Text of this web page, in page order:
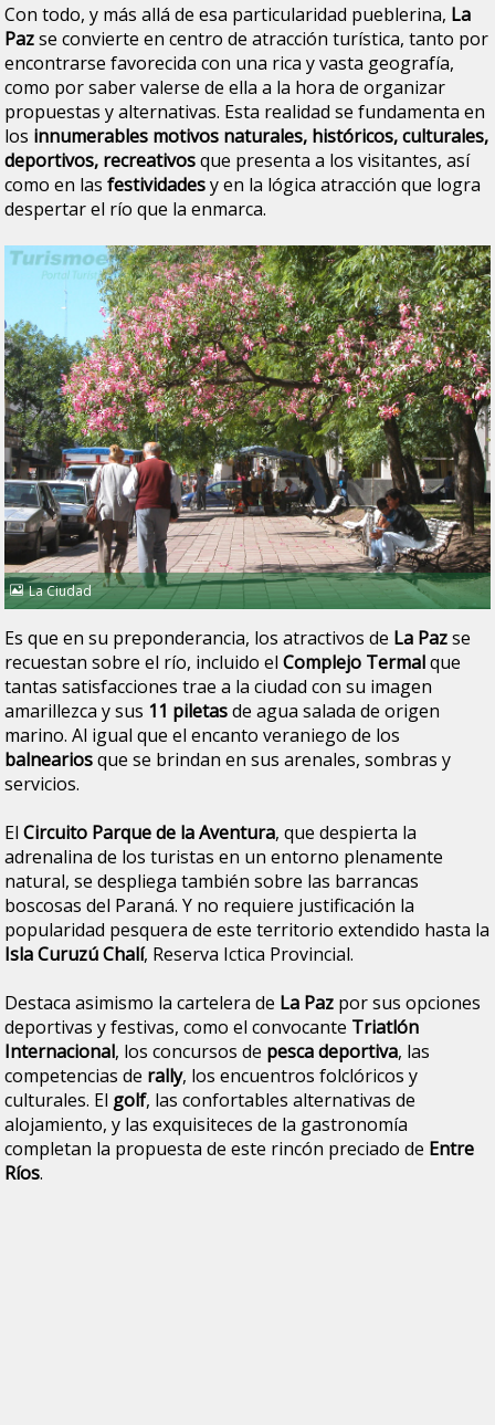
Con todo, y más allá de esa particularidad pueblerina, La
Pazse convierte en centro de atracción turística, tanto por
encontrarse favorecida con una rica y vasta geografía,
como por saber valerse de ella a la hora de organizar
propuestas y alternativas. Esta realidad se fundamenta en
los innumerables motivos naturales, históricos, culturales,
deportivos, recreativosque presenta a los visitantes, así
como en lasfestividadesy en la lógica atracción que logra
despertar el río que la enmarca.
La Ciudad
Es que en su preponderancia, los atractivos de La Pazse
recuestan sobre el río, incluido elComplejo Termalque
tantas satisfacciones trae a la ciudad con su imagen
amarillezca y sus 11 piletasde agua salada de origen
marino. Al igual que el encanto veraniego de los
balneariosque se brindan en sus arenales, sombras y
servicios.
ElCircuito Parque de la Aventura, que despierta la
adrenalina de los turistas en un entorno plenamente
natural, se despliega también sobre las barrancas
boscosas del Paraná. Y no requiere justificación la
popularidad pesquera de este territorio extendido hasta la
Isla Curuzú Chalí, Reserva Ictica Provincial.
Destaca asimismo la cartelera de La Paz por sus opciones
deportivas y festivas, como el convocante Triatlón
Internacional, los concursos de pesca deportiva, las
competencias de rally, los encuentros folclóricos y
culturales. El golf, las confortables alternativas de
alojamiento, y las exquisiteces de la gastronomía
completan la propuesta de este rincón preciado de Entre
Ríos.